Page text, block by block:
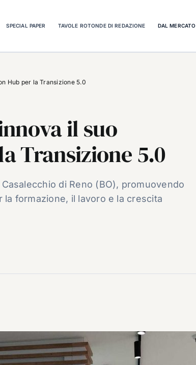
SPECIAL PAPER TAVOLE ROTONDE DI REDAZIONE DAL MERCATO
Hub per la Transizione 5.0
il suo
Transizione 5.0
di Reno (BO), promuovendo
la formazione, il lavoro e la crescita